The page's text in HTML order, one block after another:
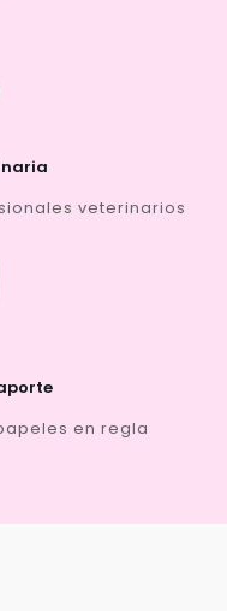
veterinarios
en regla